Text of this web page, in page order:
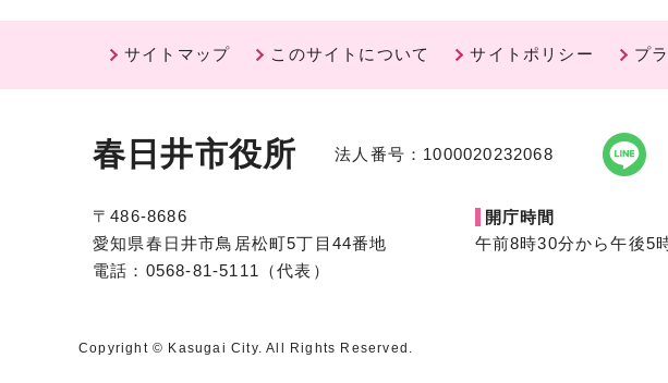
サイトマップ このサイトについて サイトポリシー プ
春日井市役所 法人番号：1000020232068
〒486-8686
愛知県春日井市鳥居松町5丁目44番地
電話：0568-81-5111（代表）
開庁時間
午前8時30分から午後5
Copyright © Kasugai City. All Rights Reserved.